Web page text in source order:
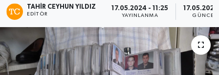
TAHIR CEYHUN YILDIZ
EDITÖR
17.05.2024 - 11:25
YAYINLANMA
17.05.2024
Asayiş
Teknoloji
Tüm Manşetler
Son Dakika Haberleri
Haber Arşivi